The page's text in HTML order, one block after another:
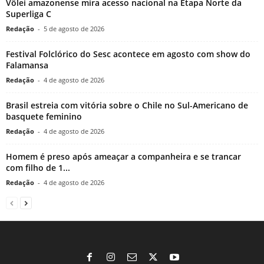
Vôlei amazonense mira acesso nacional na Etapa Norte da
Superliga C
Redação - 5 de agosto de 2026
Festival Folclórico do Sesc acontece em agosto com show do
Falamansa
Redação - 4 de agosto de 2026
Brasil estreia com vitória sobre o Chile no Sul-Americano de
basquete feminino
Redação - 4 de agosto de 2026
Homem é preso após ameaçar a companheira e se trancar
com filho de 1...
Redação - 4 de agosto de 2026